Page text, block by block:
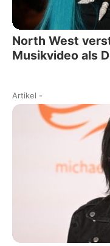
North West
Musikvideo als
Artikel -